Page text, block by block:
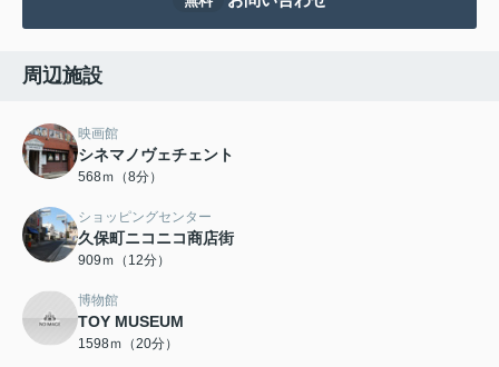
周辺施設
映画館
シネマノヴェチェント
568ｍ（8分）
ショッピングセンター
久保町ニコニコ商店街
909ｍ（12分）
博物館
TOY MUSEUM
1598ｍ（20分）